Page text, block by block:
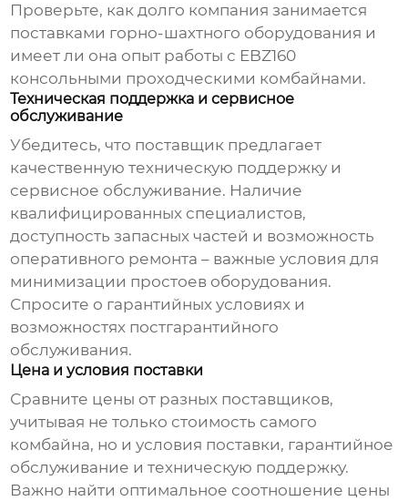
Проверьте, как долго компания занимается
поставками горно-шахтного оборудования и
имеет ли она опыт работы с EBZ160
консольными проходческими комбайнами.
Техническая поддержка и сервисное
обслуживание
Убедитесь, что поставщик предлагает
качественную техническую поддержку и
сервисное обслуживание. Наличие
квалифицированных специалистов,
доступность запасных частей и возможность
оперативного ремонта – важные условия для
минимизации простоев оборудования.
Спросите о гарантийных условиях и
возможностях постгарантийного
обслуживания.
Цена и условия поставки
Сравните цены от разных поставщиков,
учитывая не только стоимость самого
комбайна, но и условия поставки, гарантийное
обслуживание и техническую поддержку.
Важно найти оптимальное соотношение цены